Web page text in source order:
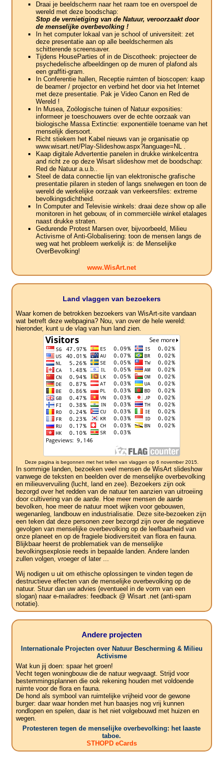
Draai je beeldscherm naar het raam toe en overspoel de
wereld met deze boodschap:
Stop de vernietiging van de Natuur, veroorzaakt door
de menselijke overbevolking !
In het computer lokaal van je school of universiteit: zet
deze presentatie aan op alle beeldschermen als
schitterende screensaver.
Tijdens HouseParties of in de Discotheek: projecteer de
psychedelische afbeeldingen op de muren of plafond als
een graffiti-gram.
In Conferentie hallen, Receptie ruimten of bioscopen: kaap
de beamer / projector en verbind het door via het Internet
met deze presentatie. Pak je Video Canon en Red de
Wereld !
In Musea, Zoölogische tuinen of Natuur exposities:
informeer je toeschouwers over de echte oorzaak van
biologische Massa Extinctie: exponentiële toename van het
menselijk diersoort.
Richt stiekem het Kabel nieuws van je organisatie op
www.wisart.net/Play-Slideshow.aspx?language=NL .
Kaap digitale Advertentie panelen in drukke winkelcentra
and richt ze op deze Wisart slideshow met de boodschap:
Red de Natuur a.u.b..
Steel de data connectie lijn van elektronische grafische
presentatie pilaren in steden of langs snelwegen en toon de
wereld de werkelijke oorzaak van verkeersfiles: extreme
bevolkingsdichtheid.
In Computer and Televisie winkels: draai deze show op alle
monitoren in het gebouw, of in commerciële winkel etalages
naast drukke straten.
Gedurende Protest Marsen over, bijvoorbeeld, Milieu
Activisme of Anti-Globalisering: toon de mensen langs de
weg wat het probleem werkelijk is: de Menselijke
OverBevolking!
www.WisArt.net
Land vlaggen van bezoekers
Waar komen de betrokken bezoekers van WisArt-site vandaan
wat betreft deze webpagina? Nou, van over de hele wereld:
hieronder, kunt u de vlag van hun land zien.
Deze pagina is begonnen met het tellen van vlaggen op 6 november 2015.
In sommige landen, bezoeken veel mensen de WisArt slideshow
vanwege de teksten en beelden over de menselijke overbevolking
en milieuvervuiling (lucht, land en zee). Bezoekers zijn ook
bezorgd over het redden van de natuur ten aanzien van uitroeiing
door cultivering van de aarde. Hoe meer mensen de aarde
bevolken, hoe meer de natuur moet wijken voor gebouwen,
wegenanleg, landbouw en industrialisatie. Deze site-bezoeken zijn
een teken dat deze personen zeer bezorgd zijn over de negatieve
gevolgen van menselijke overbevolking op de leefbaarheid van
onze planeet en op de fragiele biodiversiteit van flora en fauna.
Blijkbaar heerst de problematiek van de menselijke
bevolkingsexplosie reeds in bepaalde landen. Andere landen
zullen volgen, vroeger of later ...
Wij nodigen u uit om ethische oplossingen te vinden tegen de
destructieve effecten van de menselijke overbevolking op de
natuur. Stuur dan uw advies (eventueel in de vorm van een
slogan) naar e-mailadres: feedback @ Wisart .net (anti-spam
notatie).
Andere projecten
Internationale Projecten over Natuur Bescherming & Milieu
Activisme
Wat kun jij doen: spaar het groen!
Vecht tegen woningbouw die de natuur wegvaagt. Strijd voor
bestemmingsplannen die ook rekening houden met voldoende
ruimte voor de flora en fauna.
De hond als symbool van ruimtelijke vrijheid voor de gewone
burger: daar waar honden met hun baasjes nog vrij kunnen
rondlopen en spelen, daar is het niet volgebouwd met huizen en
wegen.
Protesteren tegen de menselijke overbevolking: het laaste
taboe.
STHOPD eCards